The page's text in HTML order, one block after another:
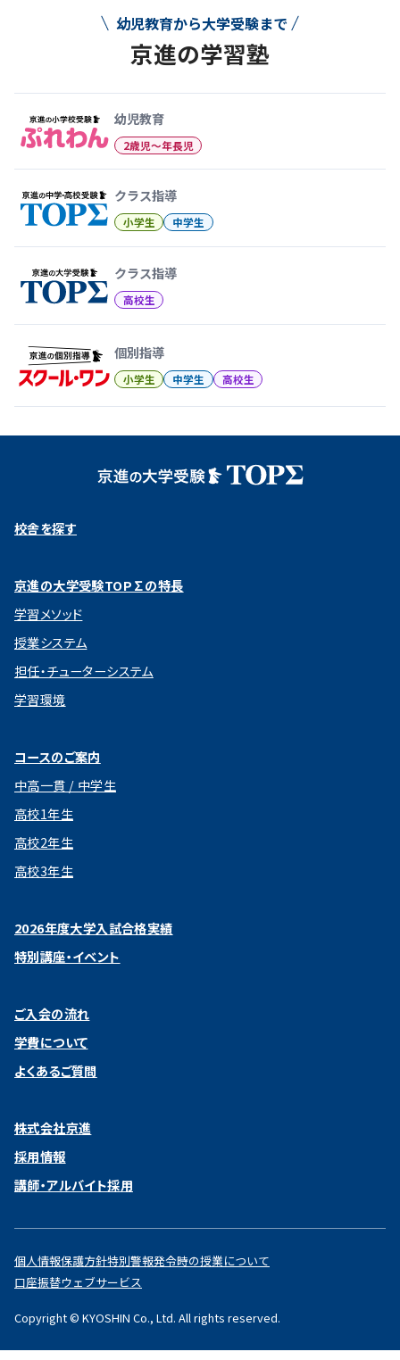
幼児教育から大学受験まで
京進の学習塾
幼児教育
2歳児〜年長児
クラス指導
小学生 中学生
クラス指導
高校生
個別指導
小学生 中学生 高校生
校舎を探す
京進の大学受験TOP∑の特長
学習メソッド
授業システム
担任・チューターシステム
学習環境
コースのご案内
中高一貫 / 中学生
高校1年生
高校2年生
高校3年生
2026年度大学入試合格実績
特別講座・イベント
ご入会の流れ
学費について
よくあるご質問
株式会社京進
採用情報
講師・アルバイト採用
個人情報保護方針特別警報発令時の授業について
口座振替ウェブサービス
Copyright © KYOSHIN Co., Ltd. All rights reserved.